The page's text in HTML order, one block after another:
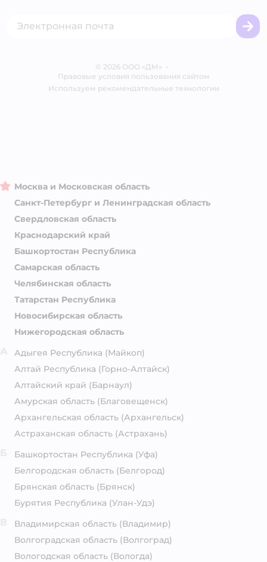
Блог
Корм для собак
© 2026 ООО «ДМ» •
Правовые условия пользования сайтом
Используем рекомендательные технологии
Москва и Московская область
Санкт-Петербург и Ленинградская область
Свердловская область
Краснодарский край
Башкортостан Республика
Самарская область
Челябинская область
Татарстан Республика
Новосибирская область
Нижегородская область
Адыгея Республика (Майкоп)
Алтай Республика (Горно-Алтайск)
Алтайский край (Барнаул)
Амурская область (Благовещенск)
Архангельская область (Архангельск)
Астраханская область (Астрахань)
Башкортостан Республика (Уфа)
Белгородская область (Белгород)
Брянская область (Брянск)
Бурятия Республика (Улан-Удэ)
Владимирская область (Владимир)
Волгоградская область (Волгоград)
Вологодская область (Вологда)